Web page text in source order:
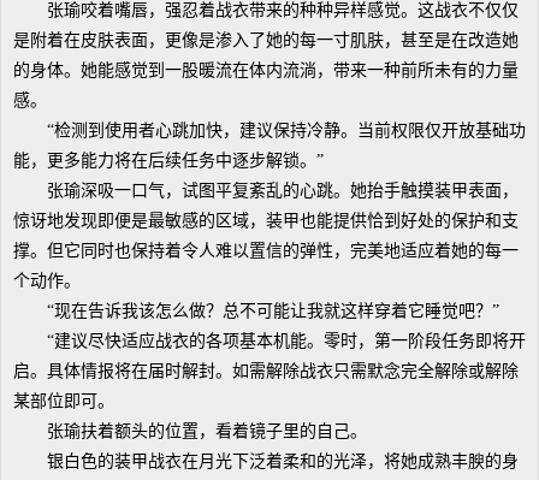
张瑜咬着嘴唇，强忍着战衣带来的种种异样感觉。这战衣不仅仅
是附着在皮肤表面，更像是渗入了她的每一寸肌肤，甚至是在改造她
的身体。她能感觉到一股暖流在体内流淌，带来一种前所未有的力量
感。
“检测到使用者心跳加快，建议保持冷静。当前权限仅开放基础功
能，更多能力将在后续任务中逐步解锁。”
张瑜深吸一口气，试图平复紊乱的心跳。她抬手触摸装甲表面，
惊讶地发现即便是最敏感的区域，装甲也能提供恰到好处的保护和支
撑。但它同时也保持着令人难以置信的弹性，完美地适应着她的每一
个动作。
“现在告诉我该怎么做？总不可能让我就这样穿着它睡觉吧？”
“建议尽快适应战衣的各项基本机能。零时，第一阶段任务即将开
启。具体情报将在届时解封。如需解除战衣只需默念完全解除或解除
某部位即可。
张瑜扶着额头的位置，看着镜子里的自己。
银白色的装甲战衣在月光下泛着柔和的光泽，将她成熟丰腴的身